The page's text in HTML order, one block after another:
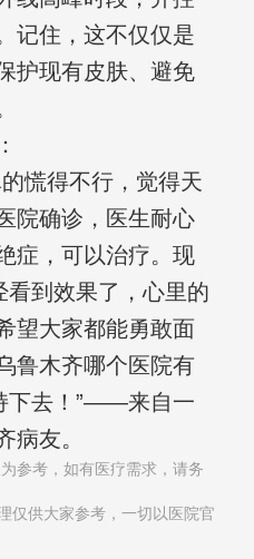
记住，这不仅仅是
护现有皮肤、避免
慌得不行，觉得天
院确诊，医生耐心
症，可以治疗。现
到效果了，心里的
望大家都能勇敢面
鲁木齐哪个医院有
下去！”——来自一
病友。
参考，如有医疗需求，请务
仅供大家参考，一切以医院官